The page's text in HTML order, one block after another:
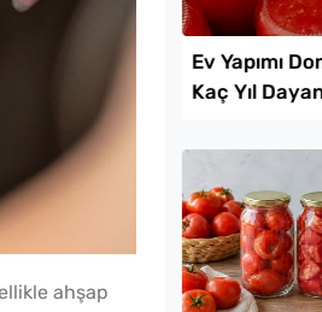
Tarhana Hamuru Kaç Gün
Mayalandırılır?
ahşap